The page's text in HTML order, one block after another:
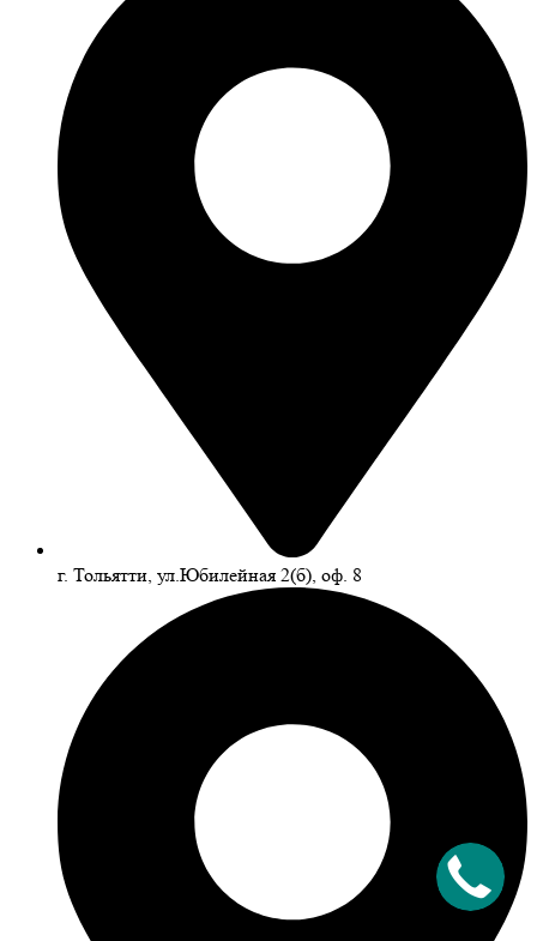
г. Тольятти, ул.Юбилейная 2(б), оф. 8